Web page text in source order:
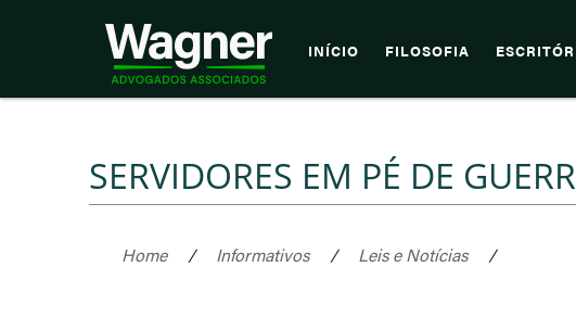
INÍCIO FILOSOFIA
SERVIDORES EM PÉ DE
Home / Informativos / Leis e Notícias /